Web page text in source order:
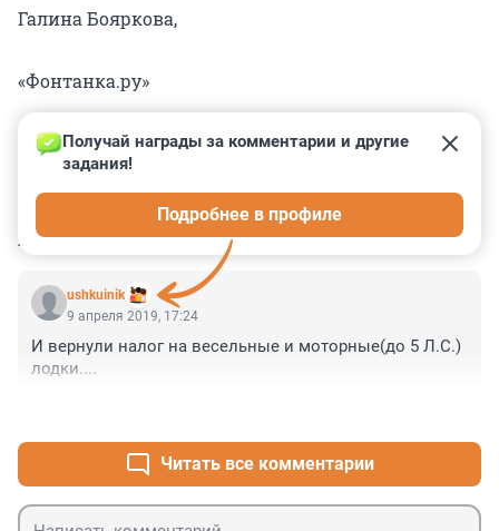
Галина Бояркова,
«Фонтанка.ру»
КОММЕНТАРИИ 1
ushkuinik
Получай награды за комментарии и другие
задания!
Подробнее в профиле
9 апреля 2019, 17:24
И вернули налог на весельные и моторные(до 5 Л.С.)
лодки....
Читать все комментарии